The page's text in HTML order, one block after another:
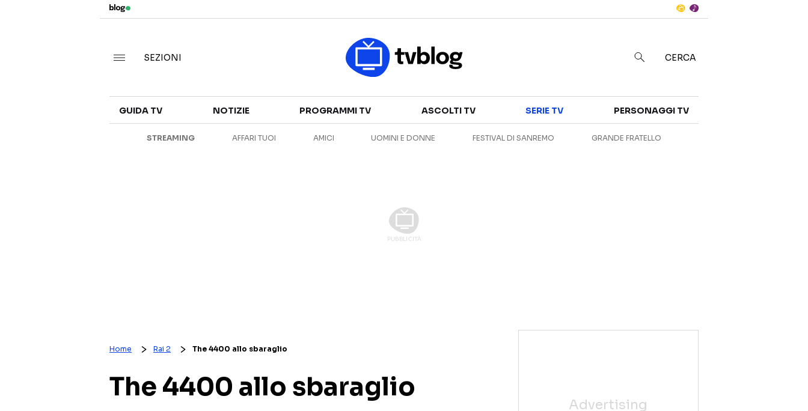
CANALI TV
SERIE TV
ANTEPRIME
SEZIONI CERCA
GUIDA TV NOTIZIE PROGRAMMI TV ASCOLTI TV SERIE TV PERSONAGGI TV
STREAMING AFFARI TUOI AMICI UOMINI E DONNE FESTIVAL DI SANREMO GRANDE FRATELLO
Home Rai 2 The 4400 allo sbaraglio
The 4400 allo sbaraglio